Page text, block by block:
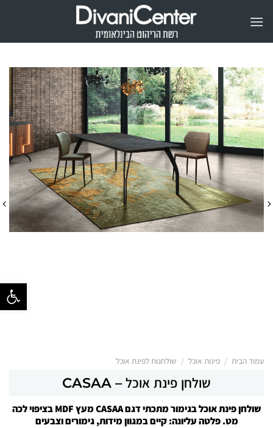
פתח
עמוד הבית / פינות אוכל / שולחנות לפינת אוכל
שולחן פינת אוכל – CASAA
שולחן פינת אוכל בגימור מתכתי דגם CASAA מעץ MDF בציפוי לכה
מט. פלטה עליונה: קיים במגוון מידות, גימורים וצבעים